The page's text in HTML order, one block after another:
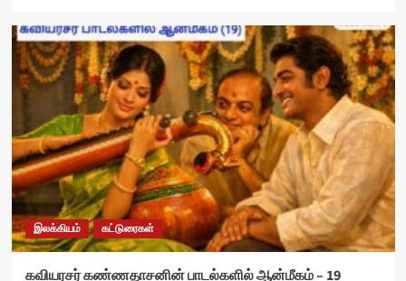
இலக்கியம் கட்டுரைகள்
கவியரசர் கண்ணதாசனின் பாடல்களில் ஆன்மீகம் – 19